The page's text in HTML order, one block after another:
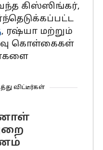
கிஸ்ஸிங்கர்,
, ரஷ்யா மற்றும்
கொள்கைகள்
விட்டீர்கள்